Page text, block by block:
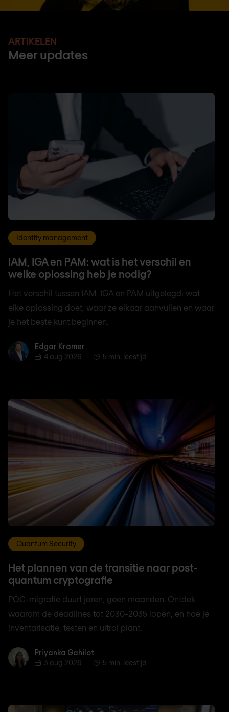
ARTIKELEN
Meer updates
Identity management
IAM, IGA en PAM: wat is het verschil en
welke oplossing heb je nodig?
Het verschil tussen IAM, IGA en PAM uitgelegd: wat
elke oplossing doet, waar ze elkaar aanvullen en waar
je het beste kunt beginnen.
Edgar KramerEdgar Kramer
4 aug 2026
5 min. leestijd
Quantum Security
Het plannen van de transitie naar post-
quantum cryptografie
PQC-migratie duurt jaren, geen maanden. Ontdek
waarom de deadlines tot 2030-2035 lopen, en hoe je
inventarisatie, testen en uitrol plant.
Priyanka Gahilot
Priyanka Gahilot
3 aug 2026
5 min. leestijd